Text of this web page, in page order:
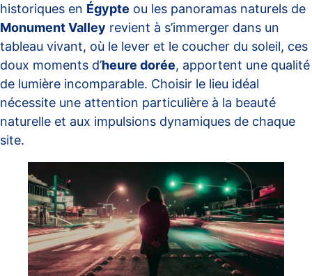
historiques en Égypte ou les panoramas naturels de
Monument Valley revient à s’immerger dans un
tableau vivant, où le lever et le coucher du soleil, ces
doux moments d’heure dorée, apportent une qualité
de lumière incomparable. Choisir le lieu idéal
nécessite une attention particulière à la beauté
naturelle et aux impulsions dynamiques de chaque
site.